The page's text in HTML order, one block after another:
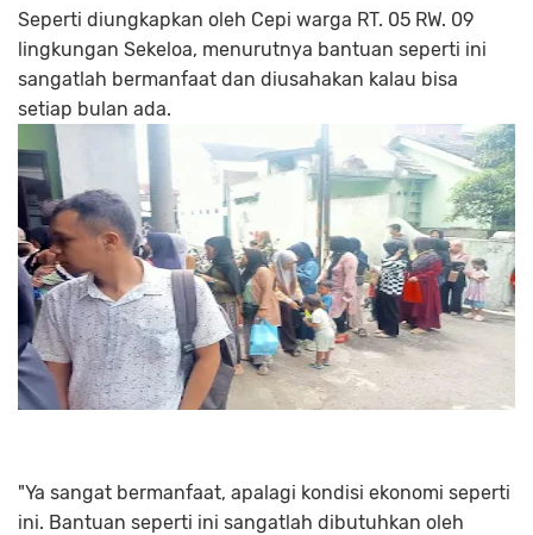
Seperti diungkapkan oleh Cepi warga RT. 05 RW. 09
lingkungan Sekeloa, menurutnya bantuan seperti ini
sangatlah bermanfaat dan diusahakan kalau bisa
setiap bulan ada.
"Ya sangat bermanfaat, apalagi kondisi ekonomi seperti
ini. Bantuan seperti ini sangatlah dibutuhkan oleh